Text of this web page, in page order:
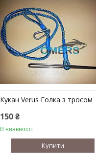
Кукан Verus Голка з тросом
150 ₴
В наявності
Купити